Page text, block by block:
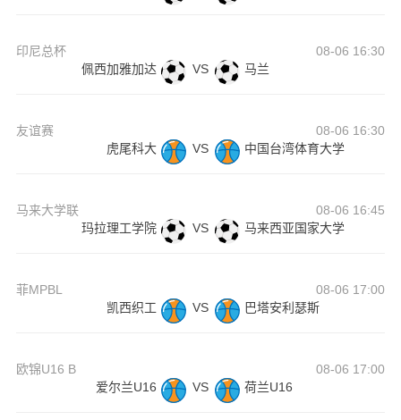
印尼总杯
08-06 16:30
佩西加雅加达
VS 马兰
友谊赛
08-06 16:30
虎尾科大
VS 中国台湾体育大学
马来大学联
08-06 16:45
玛拉理工学院
VS 马来西亚国家大学
菲MPBL
08-06 17:00
凯西织工
VS 巴塔安利瑟斯
欧锦U16 B
08-06 17:00
爱尔兰U16
VS 荷兰U16